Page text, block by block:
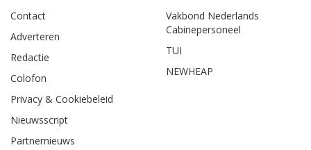
Contact
Adverteren
Redactie
Colofon
Privacy & Cookiebeleid
Nieuwsscript
Partnernieuws
Vakbond Nederlands
Cabinepersoneel
TUI
NEWHEAP